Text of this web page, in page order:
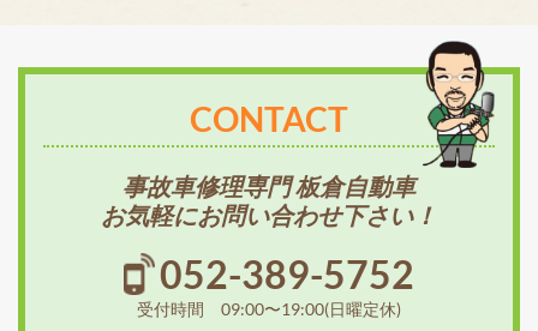
CONTACT
事故車修理専門 板倉自動車
お気軽にお問い合わせ下さい！
052-389-5752
受付時間 09:00〜19:00(日曜定休)